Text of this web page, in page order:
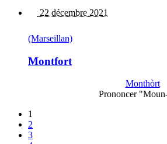
22 décembre 2021
(Marseillan)
Montfort
Monthòrt
Prononcer
1
2
3